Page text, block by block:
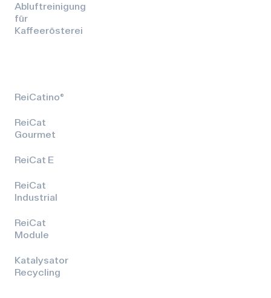
Abluftreinigung
für
Kaffeerösterei
ReiCatino®
ReiCat
Gourmet
ReiCat E
ReiCat
Industrial
ReiCat
Module
Katalysator
Recycling